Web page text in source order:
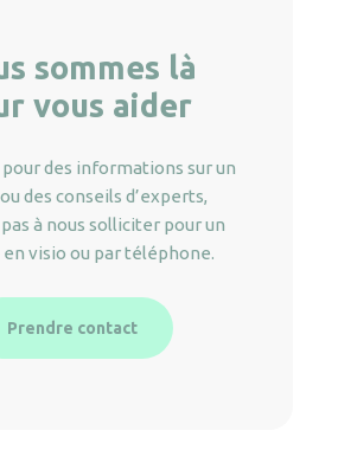
sommes là
vous aider
pour des informations sur un
des conseils d’experts,
à nous solliciter pour un
en visio ou par téléphone.
Prendre contact